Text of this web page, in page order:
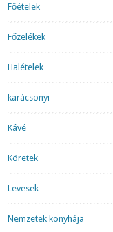
Főételek
Főzelékek
Halételek
karácsonyi
Kávé
Köretek
Levesek
Nemzetek konyhája